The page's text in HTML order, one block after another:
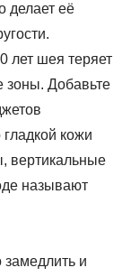
делает её
лет шея теряет
зоны. Добавьте
кожи
вертикальные
называют
и